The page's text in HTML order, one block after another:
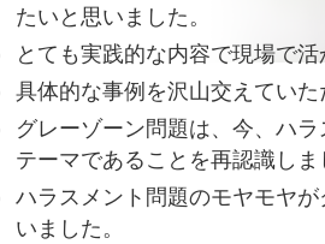
たいと思いました。
とても実践的な内容で現場で
具体的な事例を沢山交えてい
グレーゾーン問題は、今、ハ
テーマであることを再認識しま
ハラスメント問題のモヤモヤ
いました。